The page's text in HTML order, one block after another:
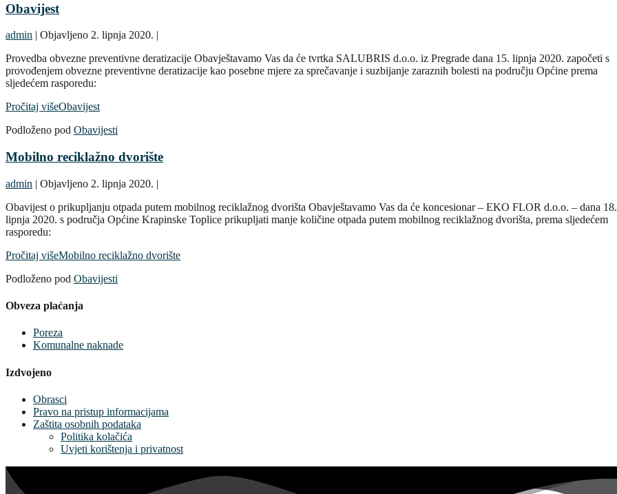
Obavijest
admin | Objavljeno 2. lipnja 2020. |
Provedba obvezne preventivne deratizacije Obavještavamo Vas da će tvrtka SALUBRIS d.o.o. iz Pregrade dana 15. lipnja 2020. započeti s
provođenjem obvezne preventivne deratizacije kao posebne mjere za sprečavanje i suzbijanje zaraznih bolesti na području Općine prema
sljedećem rasporedu:
Pročitaj višeObavijest
Podloženo pod Obavijesti
Mobilno reciklažno dvorište
admin | Objavljeno 2. lipnja 2020. |
Obavijest o prikupljanju otpada putem mobilnog reciklažnog dvorišta Obavještavamo Vas da će koncesionar – EKO FLOR d.o.o. – dana
lipnja 2020. s područja Općine Krapinske Toplice prikupljati manje količine otpada putem mobilnog reciklažnog dvorišta, prema sljedećem
rasporedu:
Pročitaj višeMobilno reciklažno dvorište
Podloženo pod Obavijesti
Obveza plaćanja
Poreza
Komunalne naknade
Izdvojeno
Obrasci
Pravo na pristup informacijama
Zaštita osobnih podataka
Politika kolačića
Uvjeti korištenja i privatnost